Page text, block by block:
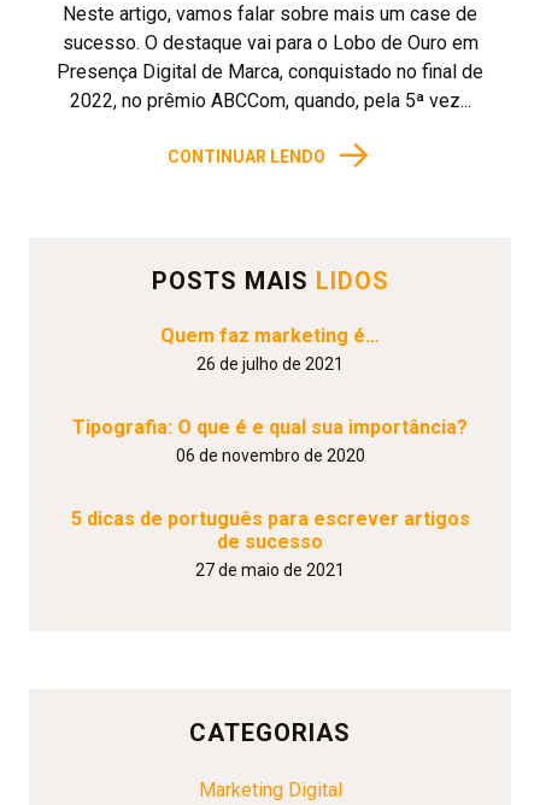
Neste artigo, vamos falar sobre mais um case de
sucesso. O destaque vai para o Lobo de Ouro em
Presença Digital de Marca, conquistado no final de
2022, no prêmio ABCCom, quando, pela 5ª vez...
CONTINUAR LENDO →
POSTS MAIS LIDOS
Quem faz marketing é…
26 de julho de 2021
Tipografia: O que é e qual sua importância?
06 de novembro de 2020
5 dicas de português para escrever artigos
de sucesso
27 de maio de 2021
CATEGORIAS
Marketing Digital